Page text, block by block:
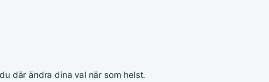
där ändra dina val när som helst.